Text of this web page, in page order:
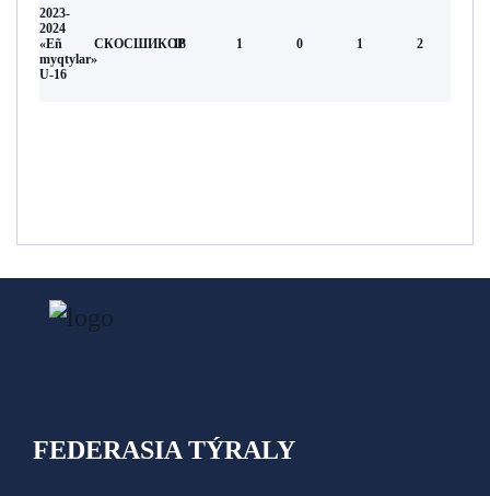
2023-
2024
«Eñ
myqtylar»
U-16
СКОСШИКОР
18 1 0 1 2
FEDERASIA TÝRALY